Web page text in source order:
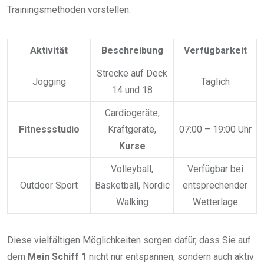
Trainingsmethoden vorstellen.
Aktivität Beschreibung Verfügbarkeit
Jogging
Strecke auf Deck
14 und 18
Täglich
Fitnessstudio
Cardiogeräte,
Kraftgeräte,
Kurse
07:00 – 19:00 Uhr
Outdoor Sport
Volleyball,
Basketball, Nordic
Walking
Verfügbar bei
entsprechender
Wetterlage
Diese vielfältigen Möglichkeiten sorgen dafür, dass Sie auf
dem Mein Schiff 1 nicht nur entspannen, sondern auch aktiv